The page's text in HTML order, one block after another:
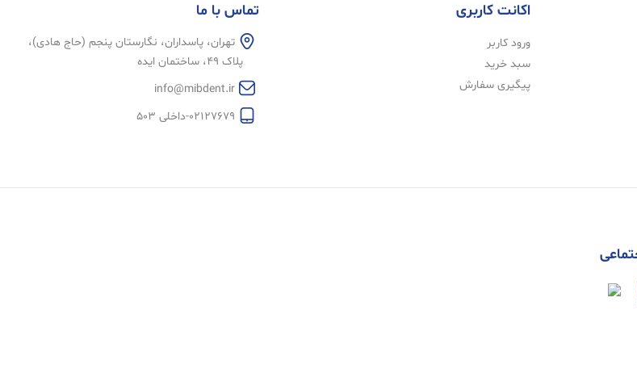
اکانت کاربری
ورود کاربر
سبد خرید
پیگیری سفارش
تماس با ما
تهران، پاسداران، نگارستان پنجم (حاج هادی)،
پلاک 49، ساختمان ایده
info@mibdent.ir
02127679-داخلی 503